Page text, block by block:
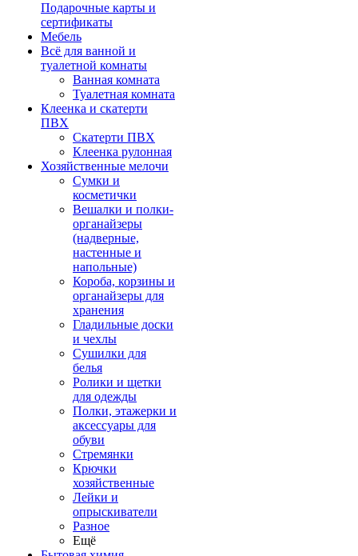
Подарочные карты и
сертификаты
Мебель
Всё для ванной и
туалетной комнаты
Ванная комната
Туалетная комната
Клеенка и скатерти
ПВХ
Скатерти ПВХ
Клеенка рулонная
Хозяйственные мелочи
Сумки и
косметички
Вешалки и полки-
органайзеры
(надверные,
настенные и
напольные)
Короба, корзины и
органайзеры для
хранения
Гладильные доски
и чехлы
Сушилки для
белья
Ролики и щетки
для одежды
Полки, этажерки и
аксессуары для
обуви
Стремянки
Крючки
хозяйственные
Лейки и
опрыскиватели
Разное
Ещё